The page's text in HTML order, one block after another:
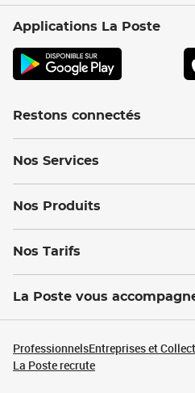
Applications La Poste
Restons connectés
Nos Services
Nos Produits
Nos Tarifs
La Poste vous
ProfessionnelsEntreprises et
La Poste recrute